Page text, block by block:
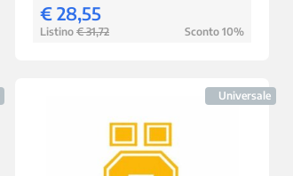
€ 28,55
Listino € 31,72 Sconto 10%
Universale